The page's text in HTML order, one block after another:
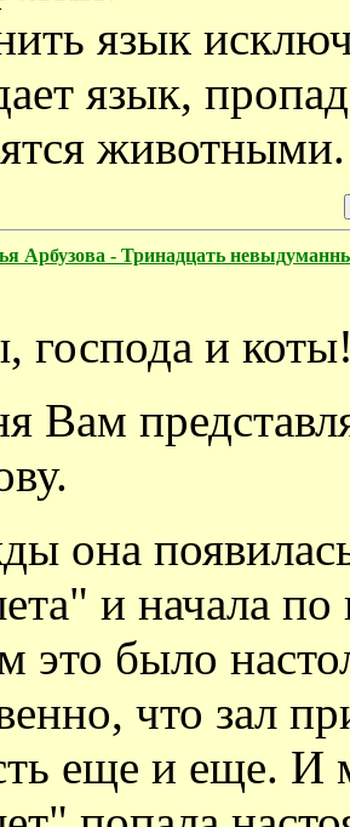
язык
язык,
животными.
Арбузова - Тринадцать
господа и
Вам
она
и начала
это было
что зал
еще и еще. И